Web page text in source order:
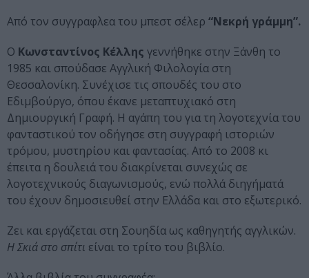
Από τον συγγραφλεα του μπεστ σέλερ “Νεκρή γράμμη”.
Ο Κωνσταντίνος Κέλλης γεννήθηκε στην Ξάνθη το
1985 και σπούδασε Αγγλική Φιλολογία στη
Θεσσαλονίκη. Συνέχισε τις σπουδές του στο
Εδιμβούργο, όπου έκανε μεταπτυχιακό στη
Δημιουργική Γραφή. Η αγάπη του για τη λογοτεχνία του
φανταστικού τον οδήγησε στη συγγραφή ιστοριών
τρόμου, μυστηρίου και φαντασίας. Από το 2008 κι
έπειτα η δουλειά του διακρίνεται συνεχώς σε
λογοτεχνικούς διαγωνισμούς, ενώ πολλά διηγήματά
του έχουν δημοσιευθεί στην Ελλάδα και στο εξωτερικό.
Ζει και εργάζεται στη Σουηδία ως καθηγητής αγγλικών.
Η Σκιά στο σπίτι είναι το τρίτο του βιβλίο.